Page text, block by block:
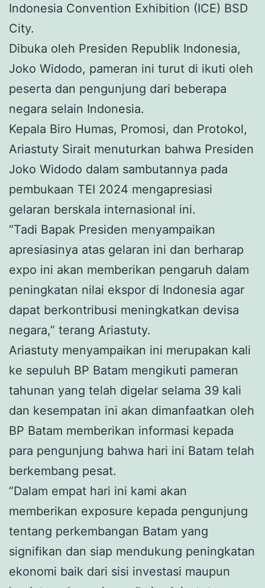
Indonesia Convention Exhibition (ICE) BSD
City.
Dibuka oleh Presiden Republik Indonesia,
Joko Widodo, pameran ini turut di ikuti oleh
peserta dan pengunjung dari beberapa
negara selain Indonesia.
Kepala Biro Humas, Promosi, dan Protokol,
Ariastuty Sirait menuturkan bahwa Presiden
Joko Widodo dalam sambutannya pada
pembukaan TEI 2024 mengapresiasi
gelaran berskala internasional ini.
“Tadi Bapak Presiden menyampaikan
apresiasinya atas gelaran ini dan berharap
expo ini akan memberikan pengaruh dalam
peningkatan nilai ekspor di Indonesia agar
dapat berkontribusi meningkatkan devisa
negara,” terang Ariastuty.
Ariastuty menyampaikan ini merupakan kali
ke sepuluh BP Batam mengikuti pameran
tahunan yang telah digelar selama 39 kali
dan kesempatan ini akan dimanfaatkan oleh
BP Batam memberikan informasi kepada
para pengunjung bahwa hari ini Batam telah
berkembang pesat.
“Dalam empat hari ini kami akan
memberikan exposure kepada pengunjung
tentang perkembangan Batam yang
signifikan dan siap mendukung peningkatan
ekonomi baik dari sisi investasi maupun